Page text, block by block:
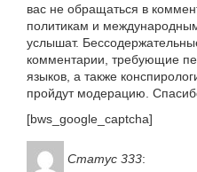
вас не обращаться в
политикам и
услышат.
комментарии, требующие
языков, а также
пройдут модерацию.
[bws_google_captcha]
Статус 333: